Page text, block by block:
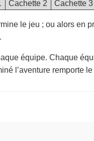
Cachette 2 Cachette 3
le jeu ; ou alors en
équipe. Chaque
l’aventure remporte le